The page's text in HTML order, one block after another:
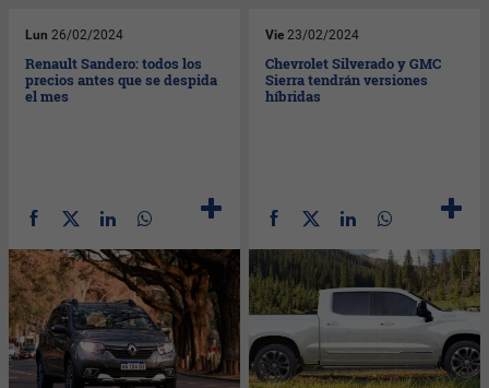
Lun 26/02/2024
Renault Sandero: todos los
precios antes que se despida
el mes
Vie 23/02/2024
Chevrolet Silverado y GMC
Sierra tendrán versiones
híbridas